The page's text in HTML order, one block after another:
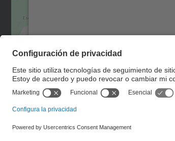
Más información
Aceptar
powered by